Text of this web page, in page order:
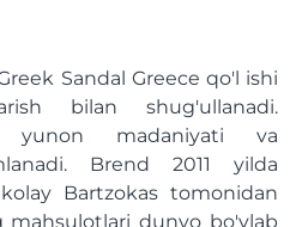
Sandal Greece qo'l ishi
bilan shug'ullanadi.
yunon madaniyati va
Brend 2011 yilda
Bartzokas tomonidan
mahsulotlari dunyo bo'ylab